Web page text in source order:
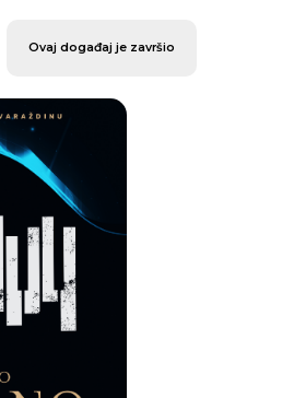
Ovaj događaj je završio